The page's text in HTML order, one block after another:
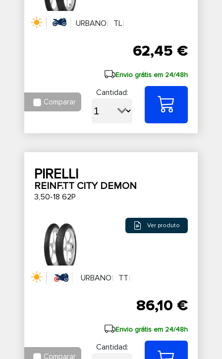
URBANO TL
62,45 €
Envio grátis em 24/48h
Comparar
Cantidad:
PIRELLI
REINF.TT CITY DEMON
3,50-18 62P
Ver produto
URBANO TT
86,10 €
Envio grátis em 24/48h
Comparar
Cantidad: